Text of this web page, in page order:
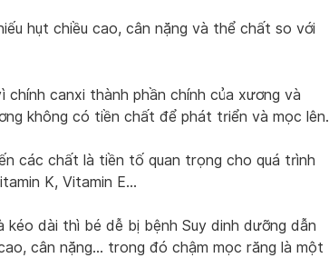
hụt chiều cao, cân nặng và thể chất so với
chính canxi thành phần chính của xương và
không có tiền chất để phát triển và mọc lên.
các chất là tiền tố quan trọng cho quá trình
K, Vitamin E…
dài thì bé dễ bị bệnh Suy dinh dưỡng dẫn
cân nặng… trong đó chậm mọc răng là một